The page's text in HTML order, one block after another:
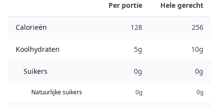
Per portie Hele gerecht
Calorieën 128 256
Koolhydraten 5g 10g
Suikers 0g 0g
Natuurlijke suikers 0g 0g